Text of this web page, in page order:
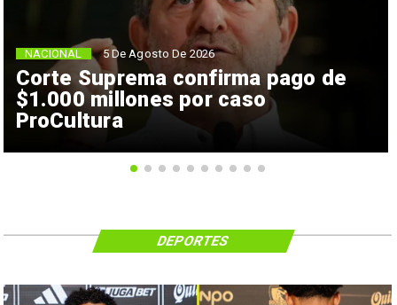
Corte Suprema confirma pago de
$1.000 millones por caso
ProCultura
NACIONAL 5 De Agosto De 2026
DEPORTES